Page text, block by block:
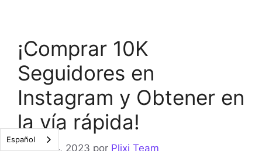
¡Comprar 10K
Seguidores en
Instagram y Obtener en
la vía rápida!
Agosto 4, 2023 por Plixi Team
Español